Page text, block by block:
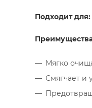
Подходит для:
Мягко
Смягчает и